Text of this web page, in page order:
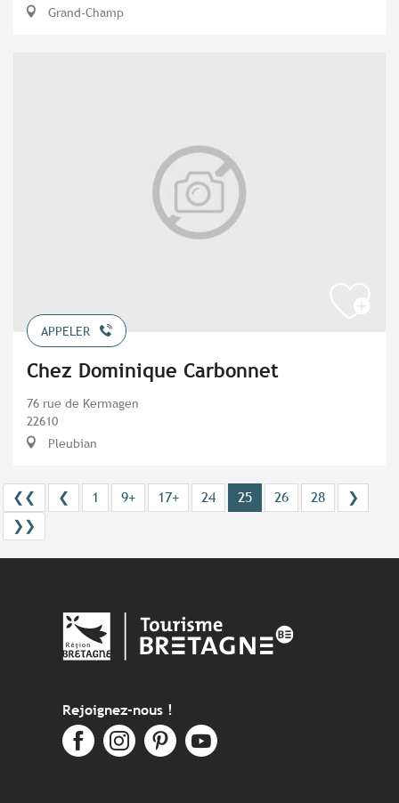
Grand-Champ
APPELER
Chez Dominique Carbonnet
76 rue de Kermagen
22610
Pleubian
❮❮ ❮ 1 9+ 17+ 24 25 26 28
❯
❯❯
Rejoignez-nous !